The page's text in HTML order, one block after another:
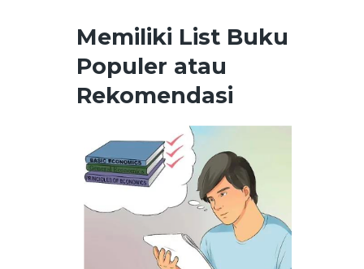
Memiliki List Buku
Populer atau
Rekomendasi